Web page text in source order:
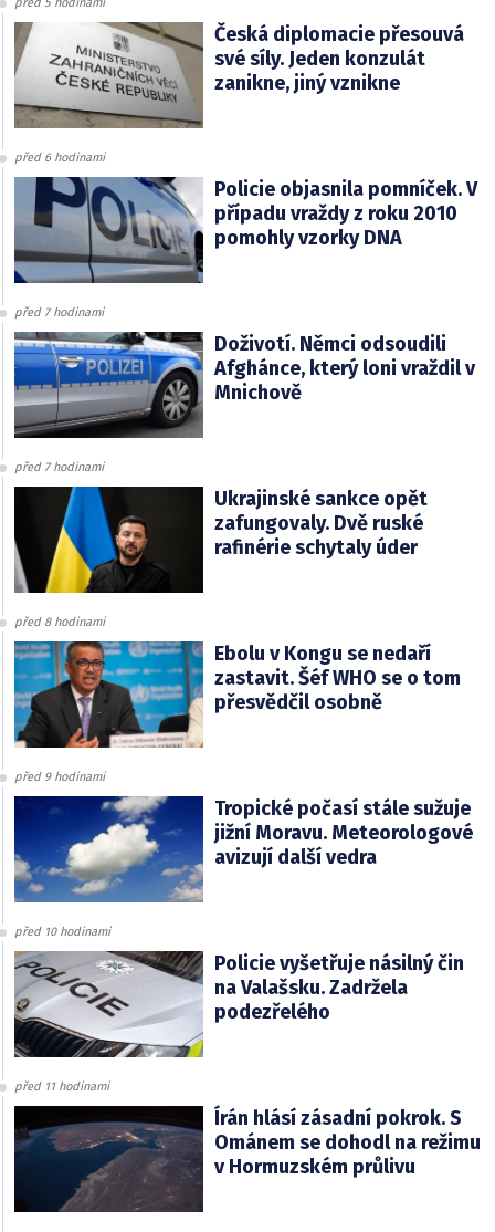
Česká diplomacie přesouvá
své síly. Jeden konzulát
zanikne, jiný vznikne
před 6 hodinami
Policie objasnila pomníček. V
případu vraždy z roku 2010
pomohly vzorky DNA
před 7 hodinami
Doživotí. Němci odsoudili
Afghánce, který loni vraždil v
Mnichově
před 7 hodinami
Ukrajinské sankce opět
zafungovaly. Dvě ruské
rafinérie schytaly úder
před 8 hodinami
Ebolu v Kongu se nedaří
zastavit. Šéf WHO se o tom
přesvědčil osobně
před 9 hodinami
Tropické počasí stále sužuje
jižní Moravu. Meteorologové
avizují další vedra
před 10 hodinami
Policie vyšetřuje násilný čin
na Valašsku. Zadržela
podezřelého
před 11 hodinami
Írán hlásí zásadní pokrok. S
Ománem se dohodl na režimu
v Hormuzském průlivu